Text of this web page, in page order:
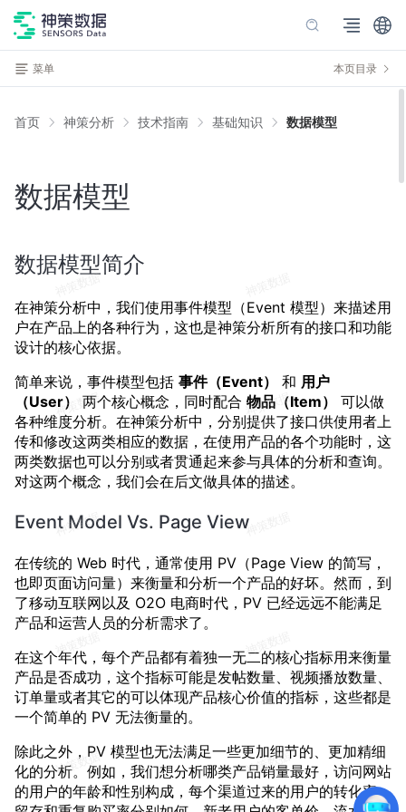
菜单 本页目录
首页 神策分析 技术指南 基础知识 数据模型
数据模型
数据模型简介
在神策分析中，我们使用事件模型（Event 模型）来描述用
户在产品上的各种行为，这也是神策分析所有的接口和功能
设计的核心依据。
简单来说，事件模型包括 事件（Event） 和 用户
（User）
两个核心概念，同时配合 物品（Item）
可以做
各种维度分析。在神策分析中，分别提供了接口供使用者上
传和修改这两类相应的数据，在使用产品的各个功能时，这
两类数据也可以分别或者贯通起来参与具体的分析和查询。
对这两个概念，我们会在后文做具体的描述。
Event Model Vs. Page View
在传统的 Web 时代，通常使用 PV（Page View 的简写，
也即页面访问量）来衡量和分析一个产品的好坏。然而，到
了移动互联网以及 O2O 电商时代，PV 已经远远不能满足
产品和运营人员的分析需求了。
在这个年代，每个产品都有着独一无二的核心指标用来衡量
产品是否成功，这个指标可能是发帖数量、视频播放数量、
订单量或者其它的可以体现产品核心价值的指标，这些都是
一个简单的 PV 无法衡量的。
除此之外，PV 模型也无法满足一些更加细节的、更加精细
化的分析。例如，我们想分析哪类产品销量最好，访问网站
的用户的年龄和性别构成，每个渠道过来的用户的转化率、